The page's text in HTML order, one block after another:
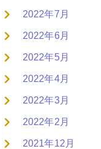
2022年7月
2022年6月
2022年5月
2022年4月
2022年3月
2022年2月
2021年12月